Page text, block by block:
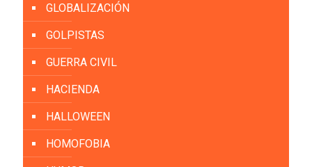
GLOBALIZACIÓN
GOLPISTAS
GUERRA CIVIL
HACIENDA
HALLOWEEN
HOMOFOBIA